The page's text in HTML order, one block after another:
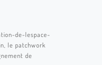
de-lespace-
le patchwork
de